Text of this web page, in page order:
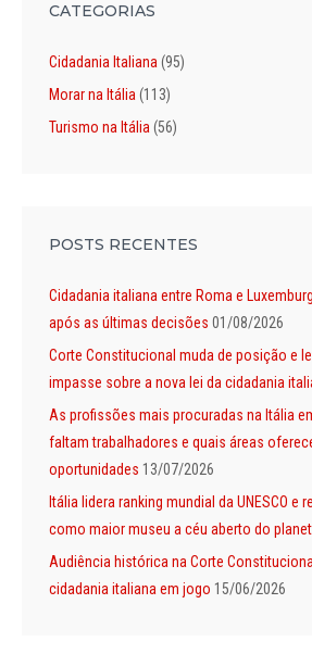
CATEGORIAS
Cidadania Italiana (95)
Morar na Itália (113)
Turismo na Itália (56)
POSTS RECENTES
Cidadania italiana entre Roma e
após as últimas decisões 01/08/2026
Corte Constitucional muda de posição e
impasse sobre a nova lei da cidadania
As profissões mais procuradas na Itália
faltam trabalhadores e quais áreas
oportunidades 13/07/2026
Itália lidera ranking mundial da UNESCO e
como maior museu a céu aberto do
Audiência histórica na Corte
cidadania italiana em jogo 15/06/2026